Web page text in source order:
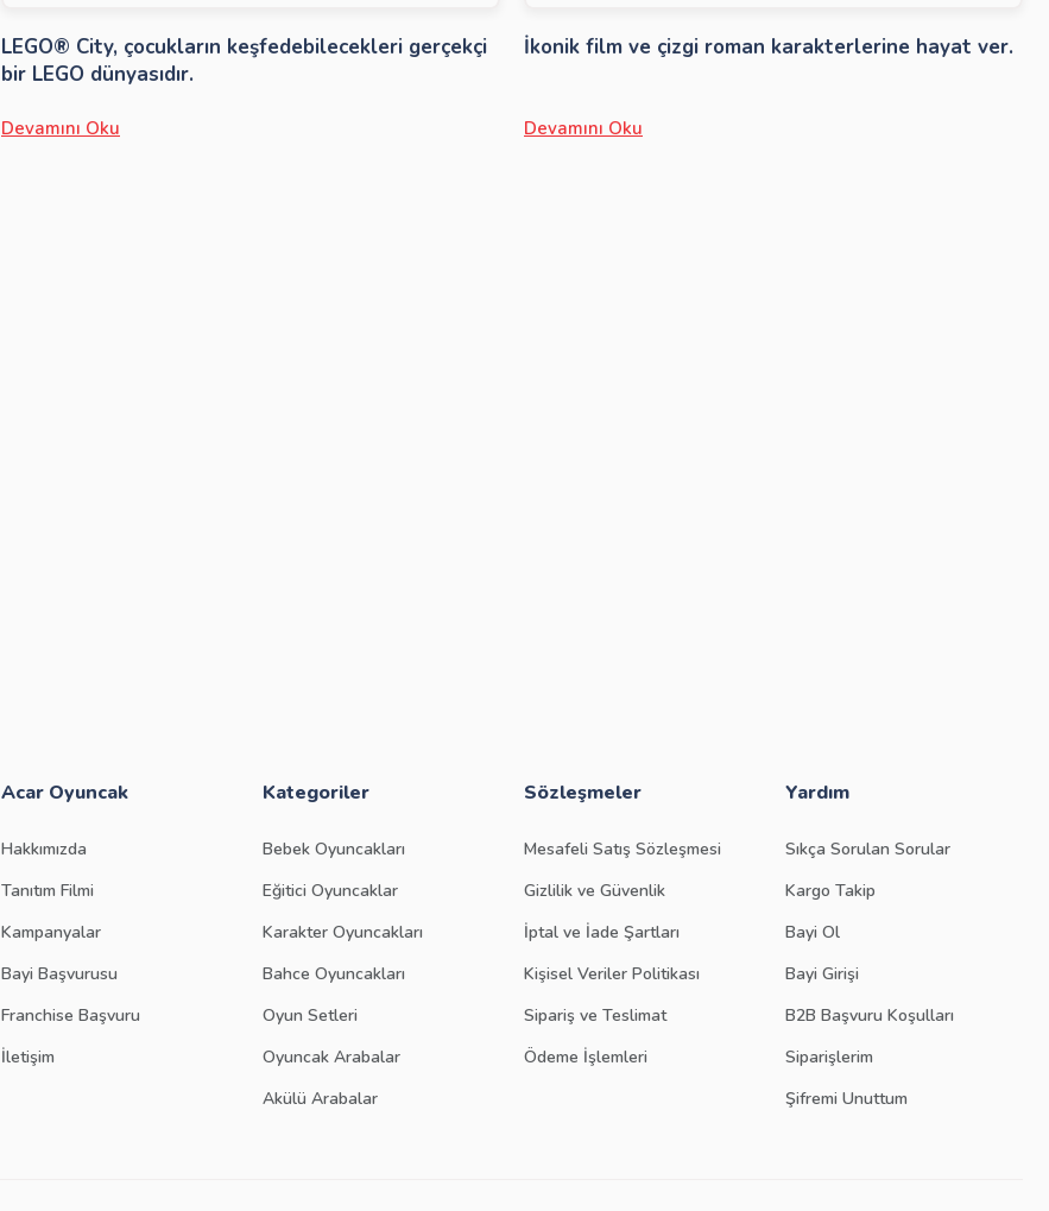
LEGO® City, çocukların keşfedebilecekleri gerçekçi
bir LEGO dünyasıdır.
Devamını Oku
İkonik film ve çizgi roman karakterlerine hayat ver.
Devamını Oku
Acar Oyuncak
Hakkımızda
Tanıtım Filmi
Kampanyalar
Bayi Başvurusu
Franchise Başvuru
İletişim
Kategoriler
Bebek Oyuncakları
Eğitici Oyuncaklar
Karakter Oyuncakları
Bahce Oyuncakları
Oyun Setleri
Oyuncak Arabalar
Akülü Arabalar
Sözleşmeler
Mesafeli Satış Sözleşmesi
Gizlilik ve Güvenlik
İptal ve İade Şartları
Kişisel Veriler Politikası
Sipariş ve Teslimat
Ödeme İşlemleri
Yardım
Sıkça Sorulan Sorular
Kargo Takip
Bayi Ol
Bayi Girişi
B2B Başvuru Koşulları
Siparişlerim
Şifremi Unuttum